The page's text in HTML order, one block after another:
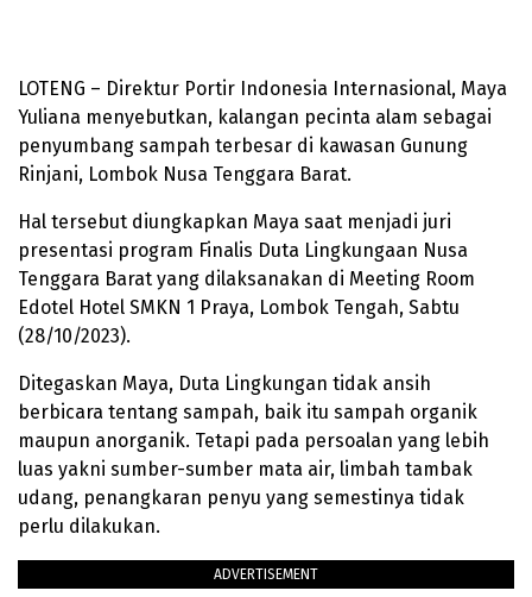
LOTENG – Direktur Portir Indonesia Internasional, Maya
Yuliana menyebutkan, kalangan pecinta alam sebagai
penyumbang sampah terbesar di kawasan Gunung
Rinjani, Lombok Nusa Tenggara Barat.
Hal tersebut diungkapkan Maya saat menjadi juri
presentasi program Finalis Duta Lingkungaan Nusa
Tenggara Barat yang dilaksanakan di Meeting Room
Edotel Hotel SMKN 1 Praya, Lombok Tengah, Sabtu
(28/10/2023).
Ditegaskan Maya, Duta Lingkungan tidak ansih
berbicara tentang sampah, baik itu sampah organik
maupun anorganik. Tetapi pada persoalan yang lebih
luas yakni sumber-sumber mata air, limbah tambak
udang, penangkaran penyu yang semestinya tidak
perlu dilakukan.
ADVERTISEMENT